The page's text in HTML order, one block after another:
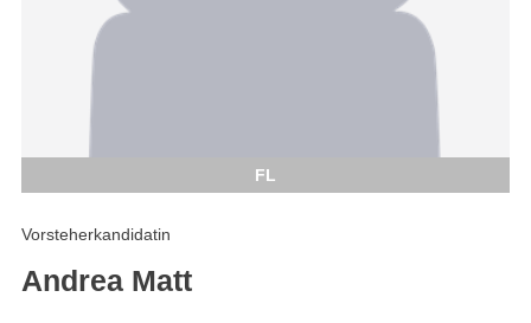
FL
Vorsteherkandidatin
Andrea Matt